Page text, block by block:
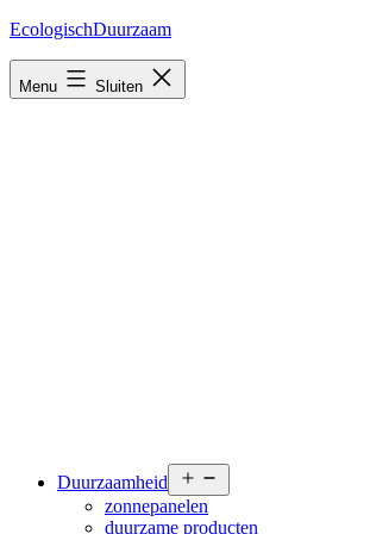
Ga
inhoud
EcologischDuurzaam
Menu Sluiten
Duurzaamheid
menu
zonnepanelen
duurzame producten